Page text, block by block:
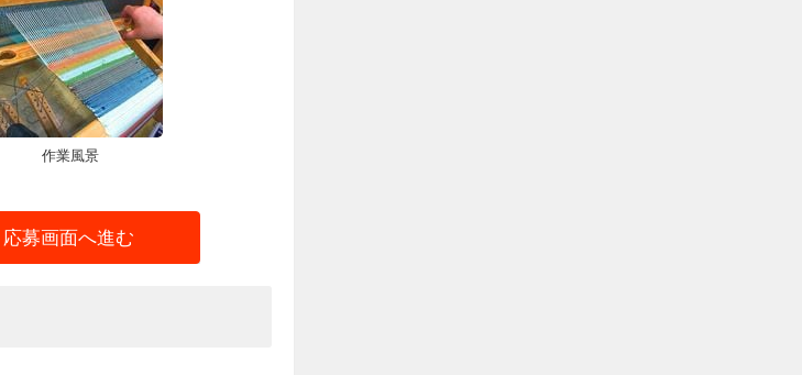
作業風景
応募画面へ進む